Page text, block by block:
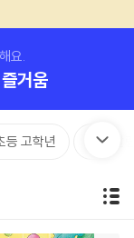
요.
거움
등 고학년 가정 살